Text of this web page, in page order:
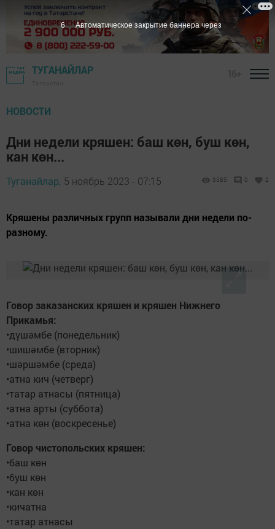
ТУГАНАЙЛАР
НОВОСТИ
Дни недели кряшен: баш көн, буш көн,
кан көн...
Туганайлар, 5 ноябрь 2023 - 07:15 3585 0 2
Кряшены различных групп называли дни недели по-
разному.
Говор заказанских кряшен и кряшен Нижнего
Прикамья:
•дүшәмбе (понедельник)
•шишәмбе (вторник)
•шәршәмбе (среда)
•атна кич (четверг)
•татар атнасы (пятница)
•атна арты (суббота)
•атна көн (воскресенье)
Говор чистопольских кряшен:
•баш көн
•буш көн
•кан көн
•кичатна
•татар атнасы
5 Автоматическое закрытие баннера через